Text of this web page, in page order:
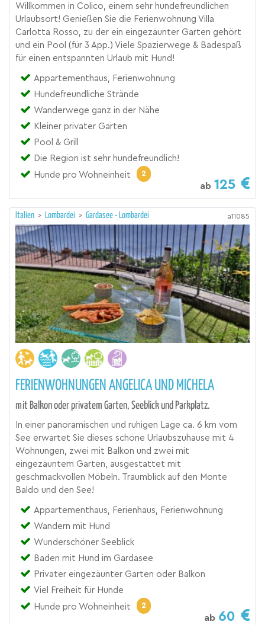
Willkommen in Colico, einem sehr hundefreundlichen
Urlaubsort! Genießen Sie die Ferienwohnung Villa
Carlotta Rosso, zu der ein eingezäunter Garten gehört
und ein Pool (für 3 App.) Viele Spazierwege & Badespaß
für einen entspannten Urlaub mit Hund!
Appartementhaus, Ferienwohnung
Hundefreundliche Strände
Wanderwege ganz in der Nähe
Kleiner privater Garten
Pool & Grill
Die Region ist sehr hundefreundlich!
Hunde pro Wohneinheit
2
ab 125
Italien > Lombardei > Gardasee - Lombardei a11085
FERIENWOHNUNGEN ANGELICA UND MICHELA
mit Balkon oder privatem Garten, Seeblick und Parkplatz.
In einer panoramischen und ruhigen Lage ca. 6 km vom
See erwartet Sie dieses schöne Urlaubszuhause mit 4
Wohnungen, zwei mit Balkon und zwei mit
eingezäuntem Garten, ausgestattet mit
geschmackvollen Möbeln. Traumblick auf den Monte
Baldo und den See!
Appartementhaus, Ferienhaus, Ferienwohnung
Wandern mit Hund
Wunderschöner Seeblick
Baden mit Hund im Gardasee
Privater eingezäunter Garten oder Balkon
Viel Freiheit für Hunde
Hunde pro Wohneinheit
2
ab 60